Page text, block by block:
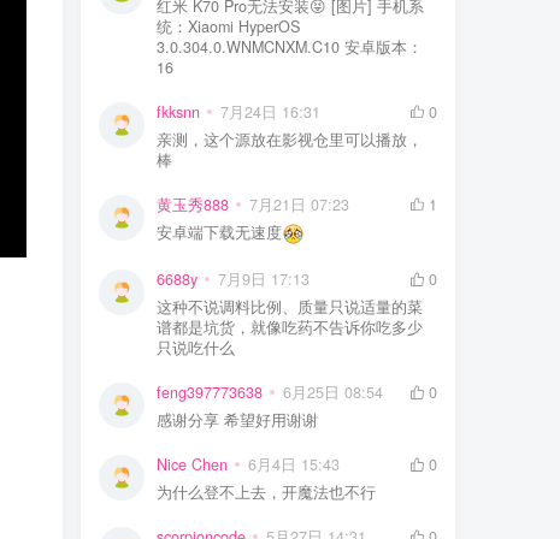
红米 K70 Pro无法安装😝 [图片] 手机系
统：Xiaomi HyperOS
3.0.304.0.WNMCNXM.C10 安卓版本：
16
fkksnn 7月24日 16:31
0
亲测，这个源放在影视仓里可以播放，
棒
黄玉秀888 7月21日 07:23
1
安卓端下载无速度
6688y 7月9日 17:13
0
这种不说调料比例、质量只说适量的菜
谱都是坑货，就像吃药不告诉你吃多少
只说吃什么
feng397773638 6月25日 08:54
0
感谢分享 希望好用谢谢
Nice Chen 6月4日 15:43
0
为什么登不上去，开魔法也不行